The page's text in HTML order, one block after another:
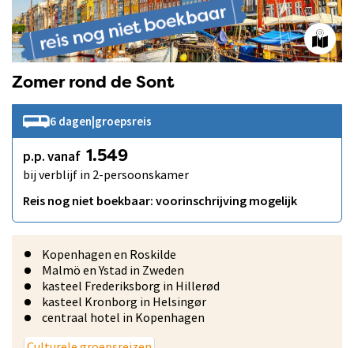
Zomer rond de Sont
6 dagen|groepsreis
p.p. vanaf 1.549
bij verblijf in 2-persoonskamer
Reis nog niet boekbaar: voorinschrijving mogelijk
Kopenhagen en Roskilde
Malmö en Ystad in Zweden
kasteel Frederiksborg in Hillerød
kasteel Kronborg in Helsingør
centraal hotel in Kopenhagen